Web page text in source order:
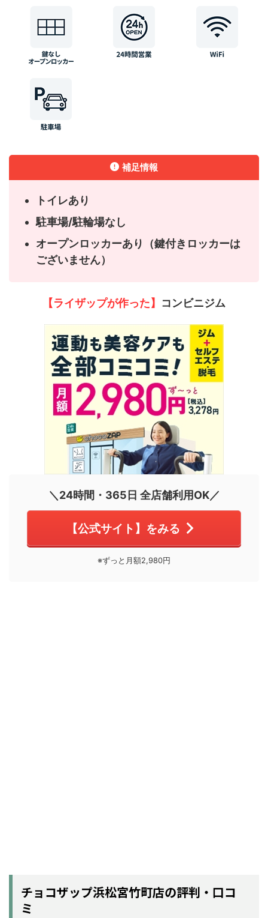
補足情報
トイレあり
駐車場/駐輪場なし
オープンロッカーあり（鍵付きロッカーは
ございません）
【ライザップが作った】 コンビニジム
＼24時間・365日 全店舗利用OK／
【公式サイト】をみる
※ずっと月額2,980円
チョコザップ浜松宮竹町店の評判・口コ
ミ